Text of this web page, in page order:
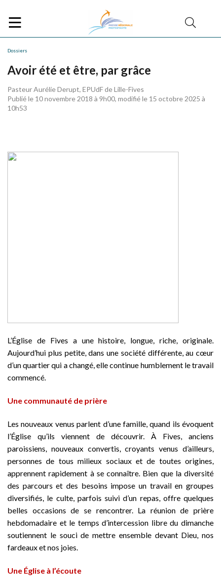
Dossiers
Avoir été et être, par grâce
Pasteur Aurélie Derupt, EPUdF de Lille-Fives
Publié le 10 novembre 2018 à 9h00, modifié le 15 octobre 2025 à
10h53
L’Église de Fives a une histoire, longue, riche, originale.
Aujourd’hui plus petite, dans une société différente, au cœur
d’un quartier qui a changé, elle continue humblement le travail
commencé.
Une communauté de prière
Les nouveaux venus parlent d’une famille, quand ils évoquent
l’Église qu’ils viennent de découvrir. À Fives, anciens
paroissiens, nouveaux convertis, croyants venus d’ailleurs,
personnes de tous milieux sociaux et de toutes origines,
apprennent rapidement à se connaître. Bien que la diversité
des parcours et des besoins impose un travail en groupes
diversifiés, le culte, parfois suivi d’un repas, offre quelques
belles occasions de se rencontrer. La réunion de prière
hebdomadaire et le temps d’intercession libre du dimanche
soutiennent le souci de mettre ensemble devant Dieu, nos
fardeaux et nos joies.
Une Église à l’écoute